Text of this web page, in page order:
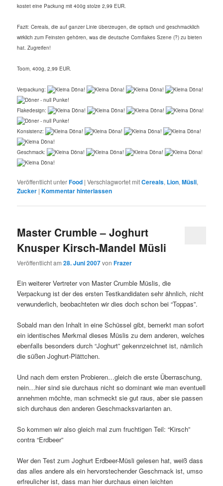
kostet eine Packung mit 400g stolze 2,99 EUR.
Fazit: Cereals, die auf ganzer Linie überzeugen, die optisch und geschmacklich
wirklich zum Feinsten gehören, was die deutsche Cornflakes Szene (?) zu bieten
hat. Zugreifen!
Toom, 400g, 2,99 EUR.
Verpackung:
Flakedesign:
Konsistenz:
Geschmack:
Veröffentlicht unterFood |Verschlagwortet mitCereals, Lion,Müsli,
Zucker |Kommentar hinterlassen
Master Crumble – Joghurt
Knusper Kirsch-Mandel Müsli
Veröffentlicht am28. Juni 2007vonFrazer
Ein weiterer Vertreter von Master Crumble Müslis, die
Verpackung ist der des ersten Testkandidaten sehr ähnlich, nicht
verwunderlich, beobachteten wir dies doch schon bei “Toppas”.
Sobald man den Inhalt in eine Schüssel gibt, bemerkt man sofort
ein identisches Merkmal dieses Müslis zu dem anderen, welches
ebenfalls besonders durch “Joghurt” gekennzeichnet ist, nämlich
die süßen Joghurt-Plättchen.
Und nach dem ersten Probieren…gleich die erste Überraschung,
nein…hier sind sie durchaus nicht so dominant wie man eventuell
annehmen möchte, man schmeckt sie gut raus, aber sie passen
sich durchaus den anderen Geschmacksvarianten an.
So kommen wir also gleich mal zum fruchtigen Teil: “Kirsch”
contra “Erdbeer”
Wer den Test zum Joghurt Erdbeer-Müsli gelesen hat, weiß dass
das alles andere als ein hervorstechender Geschmack ist, umso
erfreulicher ist, dass man hier durchaus einen leichten